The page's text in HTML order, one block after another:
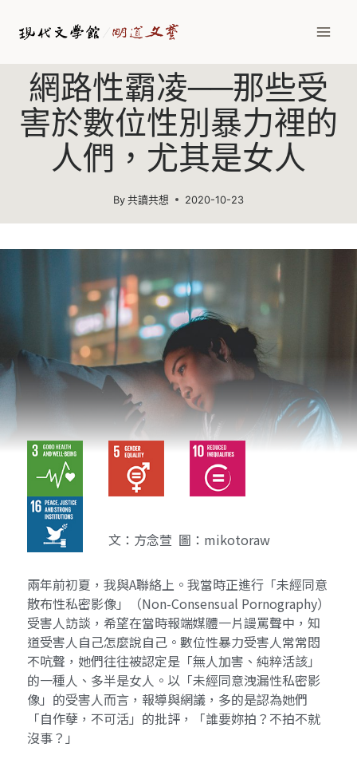
網路性霸凌──那些受
害於數位性別暴力裡的
人們，尤其是女人
By 共讀共想 2020-10-23
文：方念萱 圖：mikotoraw
兩年前初夏，我與A聯絡上。我當時正進行「未經同意
散布性私密影像」（Non-Consensual Pornography）
受害人訪談，希望在當時報端媒體一片謾罵聲中，知
道受害人自己怎麼說自己。數位性暴力受害人常常悶
不吭聲，她們往往被認定是「無人加害、純粹活該」
的一種人、多半是女人。以「未經同意洩漏性私密影
像」的受害人而言，報導與網議，多的是認為她們
「自作孽，不可活」的批評，「誰要妳拍？不拍不就
沒事？」